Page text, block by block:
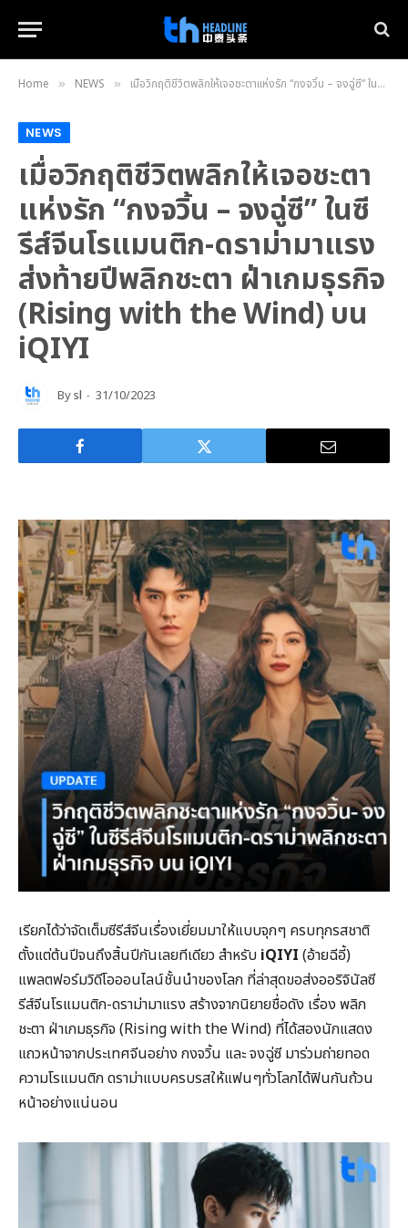
Home » NEWS » เมื่อวิกฤติชีวิตพลิกให้เจอชะตาแห่งรัก “กงจวิ้น – จงฉู่ซี” ในซีรีส์จีนโรแมนติก-ดราม่ามาแรงส่งท้ายปีพลิกชะตา ฝ่าเกมธุรกิจ (Rising with the Wind) บน iQIYI
NEWS
เมื่อวิกฤติชีวิตพลิกให้เจอชะตา
แห่งรัก “กงจวิ้น – จงฉู่ซี” ในซี
รีส์จีนโรแมนติก-ดราม่ามาแรง
ส่งท้ายปีพลิกชะตา ฝ่าเกมธุรกิจ
(Rising with the Wind) บน
iQIYI
Bysl 31/10/2023
เรียกได้ว่าจัดเต็มซีรีส์จีนเรื่องเยี่ยมมาให้แบบจุกๆ ครบทุกรสชาติ
ตั้งแต่ต้นปีจนถึงสิ้นปีกันเลยทีเดียว สำหรับ iQIYI (อ้ายฉีอี้)
แพลตฟอร์มวิดีโอออนไลน์ชั้นนำของโลก ที่ล่าสุดขอส่งออริจินัลซี
รีส์จีนโรแมนติก-ดราม่ามาแรง สร้างจากนิยายชื่อดัง เรื่อง พลิก
ชะตา ฝ่าเกมธุรกิจ (Rising with the Wind) ที่ได้สองนักแสดง
แถวหน้าจากประเทศจีนอย่าง กงจวิ้น และ จงฉู่ซี มาร่วมถ่ายทอด
ความโรแมนติก ดราม่าแบบครบรสให้แฟนๆทั่วโลกได้ฟินกันถ้วน
หน้าอย่างแน่นอน